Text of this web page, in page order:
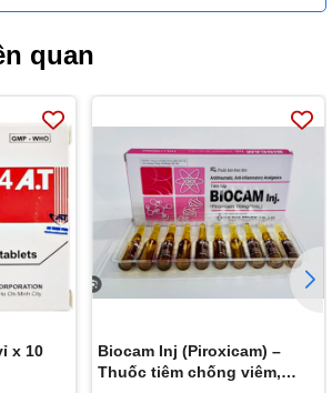
quan
x 10
Biocam Inj (Piroxicam) –
Thuốc tiêm chống viêm,